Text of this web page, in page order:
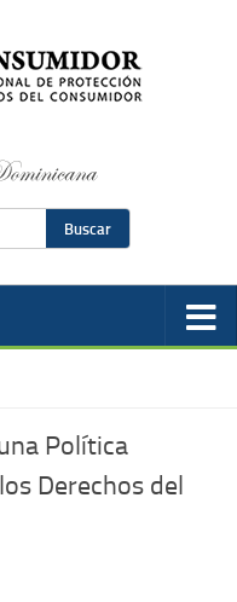
Buscar
Política
Derechos del